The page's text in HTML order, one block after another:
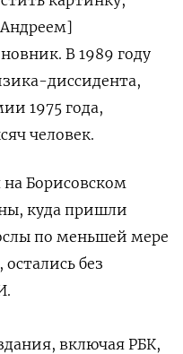
В 1989 году
диссидента,
1975 года,
человек.
на Борисовском
куда пришли
по меньшей мере
без
включая РБК,